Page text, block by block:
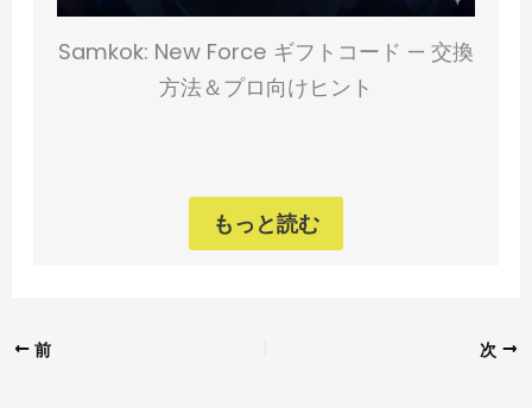
Samkok: New Force ギフトコード — 交換
方法＆プロ向けヒント
もっと読む
前 次